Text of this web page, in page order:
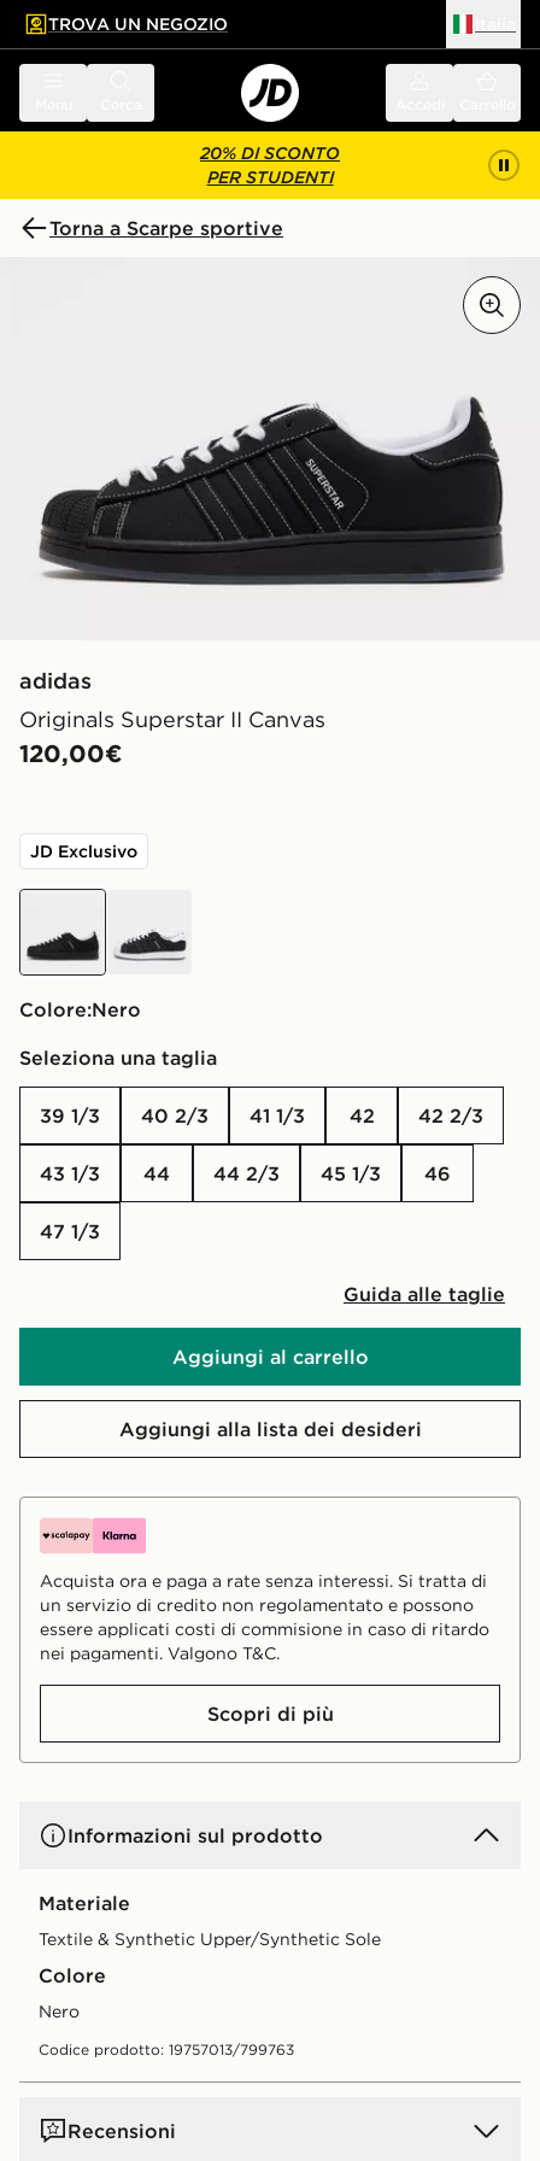
principale
a fondo pagina
TROVA UN NEGOZIO
20% DI SCONTO
PER STUDENTI
Torna a Scarpe sportive
adidas
Originals Superstar II Canvas
120,00€
JD Exclusivo
Colore:
nero
Seleziona una taglia
39 1/3 40 2/3 41 1/3 42 42 2/3
43 1/3 44 44 2/3 45 1/3 46
47 1/3
Guida alle taglie
Aggiungi al carrello
Aggiungi alla lista dei desideri
Acquista ora e paga a rate senza interessi. Si tratta di
un servizio di credito non regolamentato e possono
essere applicati costi di commisione in caso di ritardo
nei pagamenti. Valgono T&C.
Scopri di più
Informazioni sul prodotto
Materiale
Textile & Synthetic Upper/Synthetic Sole
Colore
nero
Codice prodotto: 19757013/799763
Recensioni